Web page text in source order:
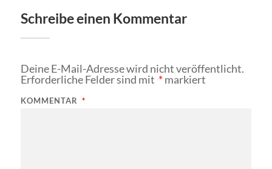
Schreibe einen Kommentar
Deine E-Mail-Adresse wird nicht veröffentlicht.
Erforderliche Felder sind mit *markiert
KOMMENTAR *